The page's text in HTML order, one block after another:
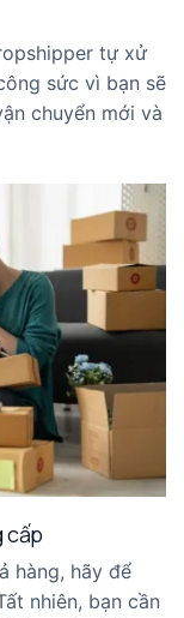
tự xử
sức vì bạn sẽ
chuyển mới và
cấp
hàng, hãy để
nhiên, bạn cần